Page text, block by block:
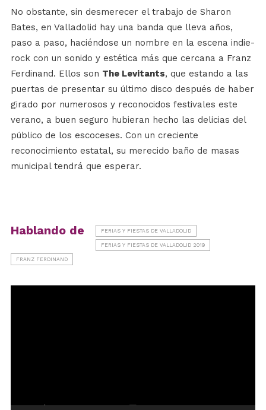
No obstante, sin desmerecer el trabajo de Sharon
Bates, en Valladolid hay una banda que lleva años,
paso a paso, haciéndose un nombre en la escena indie-
rock con un sonido y estética más que cercana a Franz
Ferdinand. Ellos son The Levitants, que estando a las
puertas de presentar su último disco después de haber
girado por numerosos y reconocidos festivales este
verano, a buen seguro hubieran hecho las delicias del
público de los escoceses. Con un creciente
reconocimiento estatal, su merecido baño de masas
municipal tendrá que esperar.
Hablando de FERIAS Y FIESTAS DE VALLADOLID
FERIAS Y FIESTAS DE VALLADOLID 2019
FRANZ FERDINAND